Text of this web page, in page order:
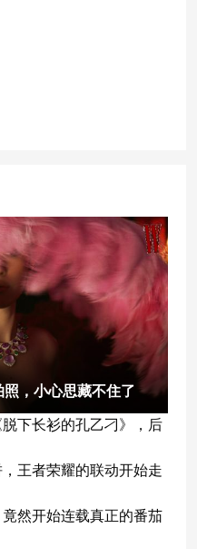
，小心思藏不住了
下长衫的孔乙刁》，后
王者荣耀的联动开始走
然开始连载真正的番茄